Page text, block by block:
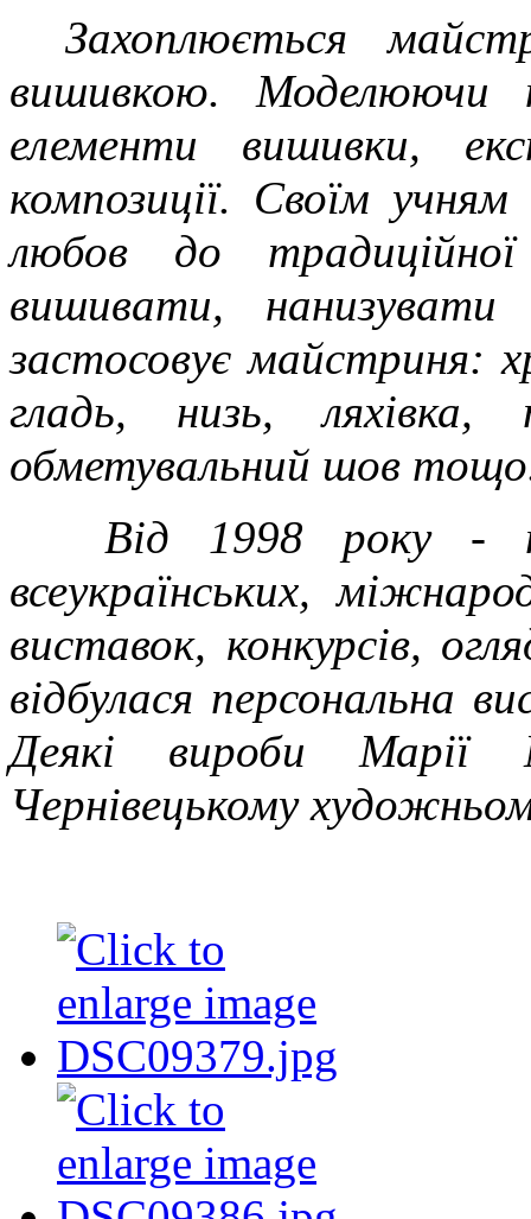
Захоплюється
вишивкою. Моделюючи
елементи вишивки,
композиції. Своїм
любов до
вишивати, нанизувати
застосовує майстриня:
гладь, низь, ляхівка,
обметувальний шов
Від 1998 року -
всеукраїнських,
виставок, конкурсів,
відбулася персональна
Деякі вироби Марії
Чернівецькому